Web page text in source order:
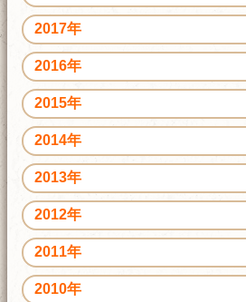
2017年
2016年
2015年
2014年
2013年
2012年
2011年
2010年